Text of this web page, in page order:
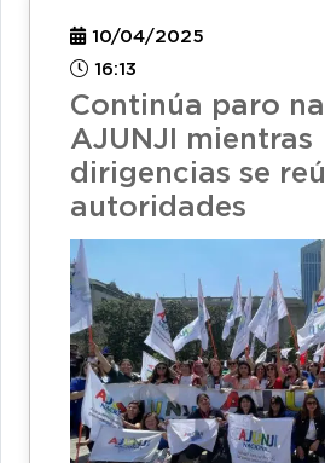
10/04/2025
16:13
Continúa paro
AJUNJI mientras
dirigencias se
autoridades